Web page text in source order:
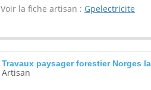
Voir la fiche artisan : Gpelectricite
Travaux paysager forestier Norges
Artisan